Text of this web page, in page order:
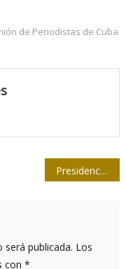
de Periodistas de Cuba
Presidencia de la UPEC rindió homenaje a Fidel en Birán
publicada. Los
con *